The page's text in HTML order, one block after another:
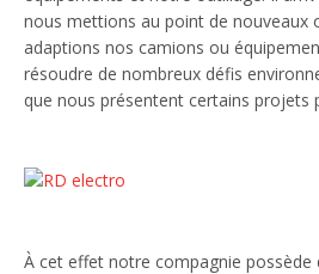
nous mettions au point de nouveaux
adaptions nos camions ou
résoudre de nombreux défis
que nous présentent certains projets
À cet effet notre compagnie possède